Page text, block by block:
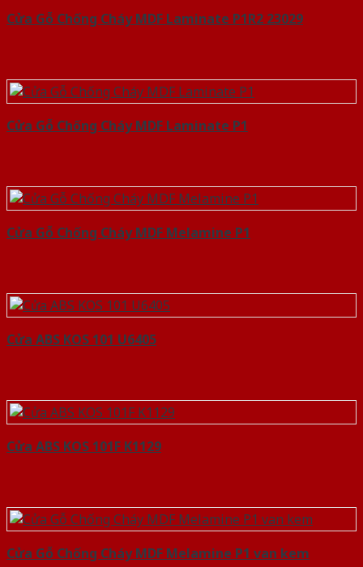
Cửa Gỗ Chống Cháy MDF Laminate P1R2 23029
Cửa Gỗ Chống Cháy MDF Laminate P1
Cửa Gỗ Chống Cháy MDF Melamine P1
Cửa ABS KOS 101 U6405
Cửa ABS KOS 101F K1129
Cửa Gỗ Chống Cháy MDF Melamine P1 van kem